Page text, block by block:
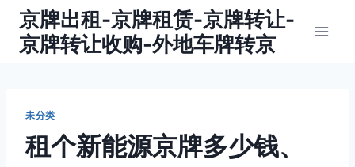
京牌出租-京牌租赁-京牌转让-
京牌转让收购-外地车牌转京
未分类
租个新能源京牌多少钱、